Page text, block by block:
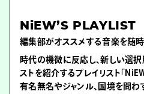
NiEW’S PLAYLIST
編集部がオススメする音楽を随
時代の機微に反応し、新しい選
ストを紹介するプレイリスト「
有名無名やジャンル、国境を問わ